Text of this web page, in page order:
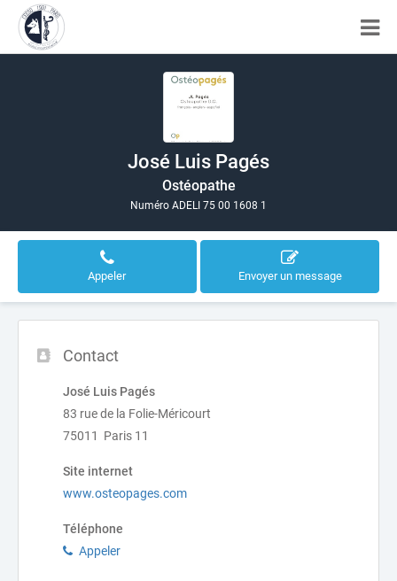
José Luis Pagés
Ostéopathe
Numéro ADELI 75 00 1608 1
Appeler Envoyer un message
Contact
José Luis Pagés
83 rue de la Folie-Méricourt
75011 Paris 11
Site internet
www.osteopages.com
Téléphone
Appeler